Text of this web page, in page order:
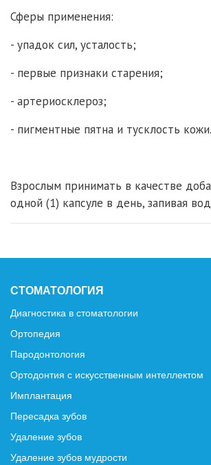
Сферы применения:
- упадок сил, усталость;
- первые признаки старения;
- артериосклероз;
- пигментные пятна и тусклость кожи.
Взрослым принимать в качестве
одной (1) капсуле в день, запивая
СТОМАТОЛОГИЯ
Диагностика в стоматологии
Ортопедия
Пародонтология
Ортодонтия с искусственным интеллектом
Имплантация
Пересадка зубов
Удаление зубов
Удаление зубов мудрости